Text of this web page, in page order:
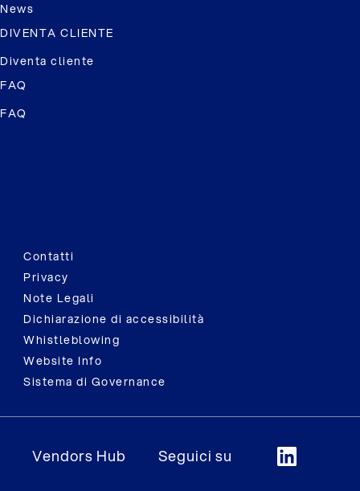
News
DIVENTA CLIENTE
Diventa cliente
FAQ
FAQ
Contatti
Privacy
Note Legali
Dichiarazione di accessibilità
Whistleblowing
Website Info
Sistema di Governance
Vendors Hub Seguici su